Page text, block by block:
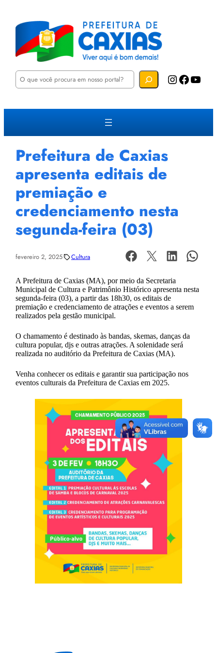
P
u
a
Instagram Facebook YouTube
Prefeitura de Caxias
apresenta editais de
premiação e
credenciamento nesta
segunda-feira (03)
fevereiro 2, 2025 Cultura
A Prefeitura de Caxias (MA), por meio da Secretaria
Municipal de Cultura e Patrimônio Histórico apresenta nesta
segunda-feira (03), a partir das 18h30, os editais de
premiação e credenciamento de atrações e eventos a serem
realizados pela gestão municipal.
O chamamento é destinado às bandas, skemas, danças da
cultura popular, djs e outras atrações. A solenidade será
realizada no auditório da Prefeitura de Caxias (MA).
Venha conhecer os editais e garantir sua participação nos
eventos culturais da Prefeitura de Caxias em 2025.